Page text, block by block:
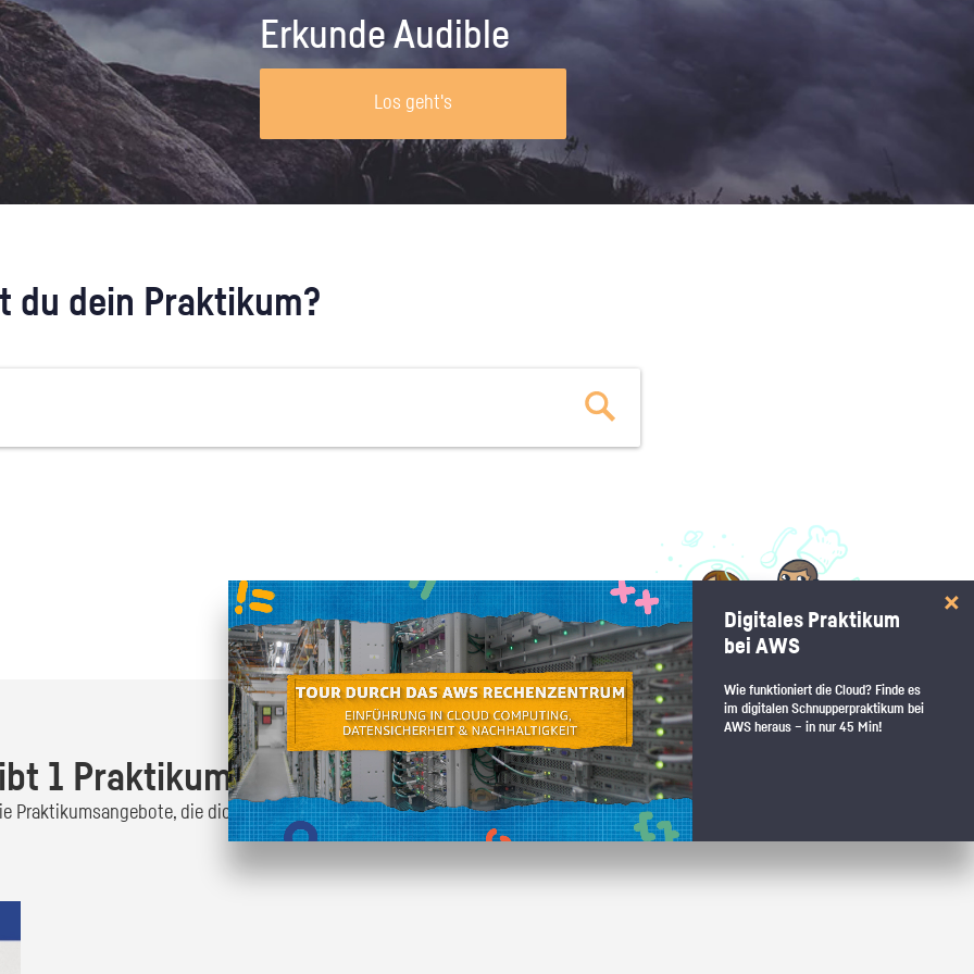
Unternehmen lohnt, wie man sich
vorbereitet und wie ein Vorab-Anruf
abläuft.
Erkunde Audible
Los geht's
du dein Praktikum?
Oder finde heraus was dich interessiert:
zum Stärkentest.
1 Praktikumsangebot!
Praktikumsangebote, die dich interessieren und bewirb dich wenn du den passenden Platz
Digitales Praktikum
bei AWS
Wie funktioniert die Cloud? Finde es
im digitalen Schnupperpraktikum bei
AWS heraus – in nur 45 Min!